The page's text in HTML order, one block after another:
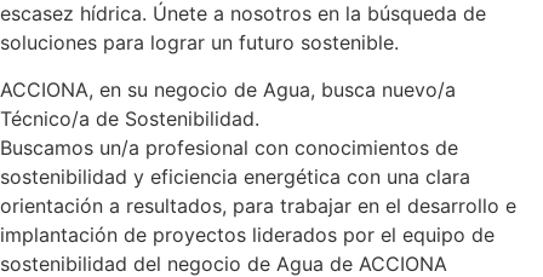
escasez hídrica. Únete a nosotros en la búsqueda de
soluciones para lograr un futuro sostenible.
ACCIONA, en su negocio de Agua, busca nuevo/a
Técnico/a de Sostenibilidad.
Buscamos un/a profesional con conocimientos de
sostenibilidad y eficiencia energética con una clara
orientación a resultados, para trabajar en el desarrollo e
implantación de proyectos liderados por el equipo de
sostenibilidad del negocio de Agua de ACCIONA